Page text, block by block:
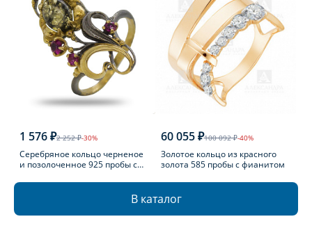
1 576 ₽2 252 ₽-30%
Серебряное кольцо черненое
и позолоченное 925 пробы с
60 055 ₽100 092 ₽-40%
Золотое кольцо из красного
золота 585 пробы с фианитом
В каталог